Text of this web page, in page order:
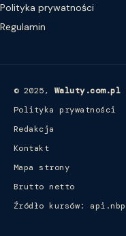
Polityka prywatności
Regulamin
© 2025, Waluty.com.pl
Polityka prywatności
Redakcja
Kontakt
Mapa strony
Brutto netto
Źródło kursów: